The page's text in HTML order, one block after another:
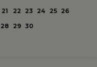
21 22 23 24 25
26
28 29 30